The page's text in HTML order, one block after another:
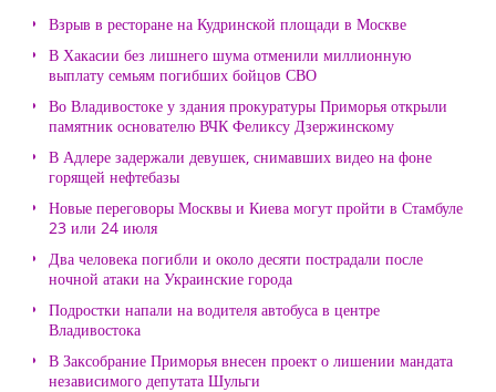
Взрыв в ресторане на Кудринской площади в Москве
В Хакасии без лишнего шума отменили миллионную
выплату семьям погибших бойцов СВО
Во Владивостоке у здания прокуратуры Приморья открыли
памятник основателю ВЧК Феликсу Дзержинскому
В Адлере задержали девушек, снимавших видео на фоне
горящей нефтебазы
Новые переговоры Москвы и Киева могут пройти в Стамбуле
23 или 24 июля
Два человека погибли и около десяти пострадали после
ночной атаки на Украинские города
Подростки напали на водителя автобуса в центре
Владивостока
В Заксобрание Приморья внесен проект о лишении мандата
независимого депутата Шульги